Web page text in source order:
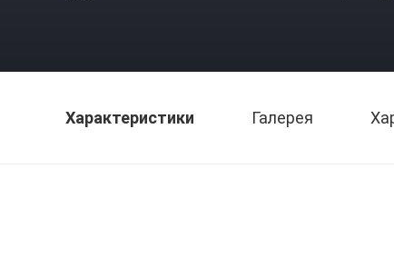
Характеристики Галерея